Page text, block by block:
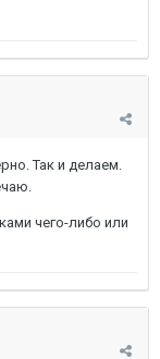
Так и делаем.
чего-либо или